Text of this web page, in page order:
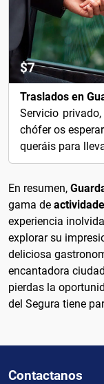
$7
Traslados en
Servicio
chófer os
queráis para
En resumen,
gama de
experiencia
explorar su
deliciosa
encantadora
pierdas la
del Segura tiene
Contactanos